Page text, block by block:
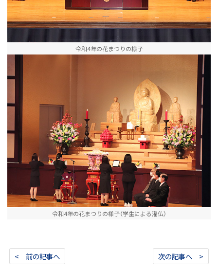
令和4年の花まつりの様子
令和4年の花まつりの様子（学生による灌仏）
< 前の記事へ 次の記事へ >